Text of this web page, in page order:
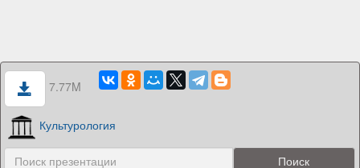
7.77M
Культурология